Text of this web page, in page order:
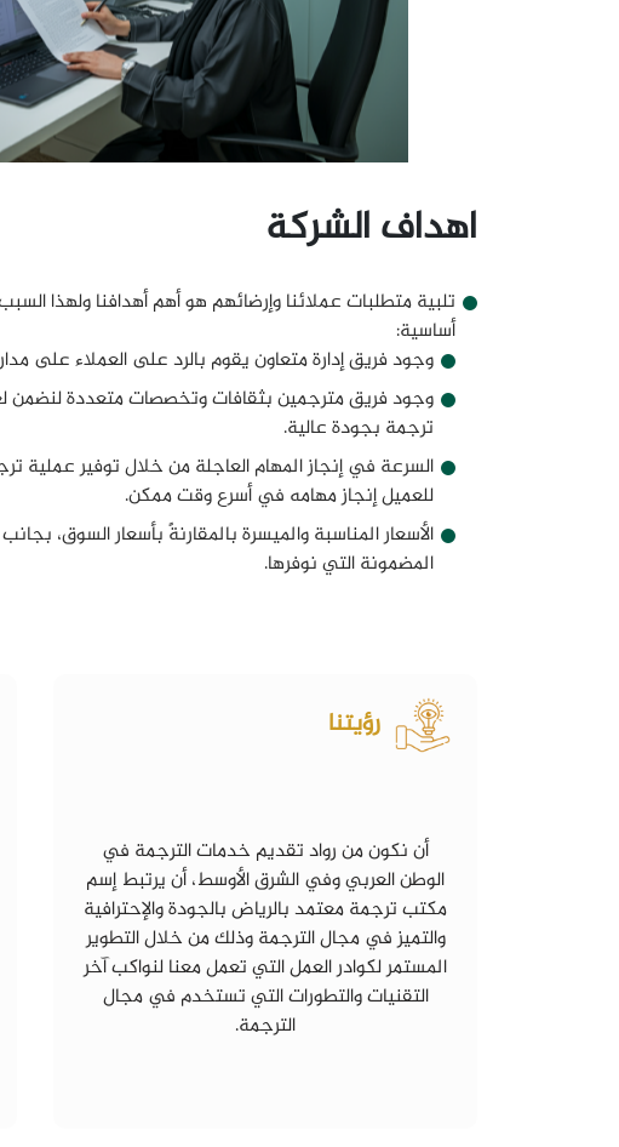
اهداف الشركة
تلبية متطلبات عملائنا وإرضائهم هو أهم أهدافنا ولهذا
أساسية:
وجود فريق إدارة متعاون يقوم بالرد على العملاء على
وجود فريق مترجمين بثقافات وتخصصات متعددة لنضمن
ترجمة بجودة عالية.
السرعة في إنجاز المهام العاجلة من خلال توفير عملية
للعميل إنجاز مهامه في أسرع وقت ممكن.
الأسعار المناسبة والميسرة بالمقارنةً بأسعار السوق،
المضمونة التي نوفرها.
رؤيتنا
أن نكون من رواد تقديم خدمات الترجمة في
الوطن العربي وفي الشرق الأوسط، أن يرتبط إسم
مكتب ترجمة معتمد بالرياض بالجودة والإحترافية
والتميز في مجال الترجمة وذلك من خلال التطوير
المستمر لكوادر العمل التي تعمل معنا لنواكب آخر
التقنيات والتطورات التي تستخدم في مجال
الترجمة.